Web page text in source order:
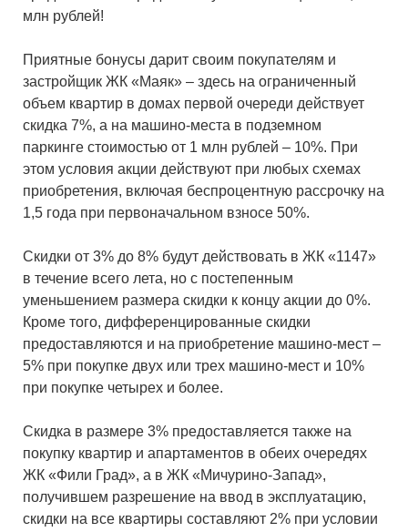
млн рублей!
Приятные бонусы дарит своим покупателям и
застройщик ЖК «Маяк» – здесь на ограниченный
объем квартир в домах первой очереди действует
скидка 7%, а на машино-места в подземном
паркинге стоимостью от 1 млн рублей – 10%. При
этом условия акции действуют при любых схемах
приобретения, включая беспроцентную рассрочку на
1,5 года при первоначальном взносе 50%.
Скидки от 3% до 8% будут действовать в ЖК «1147»
в течение всего лета, но с постепенным
уменьшением размера скидки к концу акции до 0%.
Кроме того, дифференцированные скидки
предоставляются и на приобретение машино-мест –
5% при покупке двух или трех машино-мест и 10%
при покупке четырех и более.
Скидка в размере 3% предоставляется также на
покупку квартир и апартаментов в обеих очередях
ЖК «Фили Град», а в ЖК «Мичурино-Запад»,
получившем разрешение на ввод в эксплуатацию,
скидки на все квартиры составляют 2% при условии